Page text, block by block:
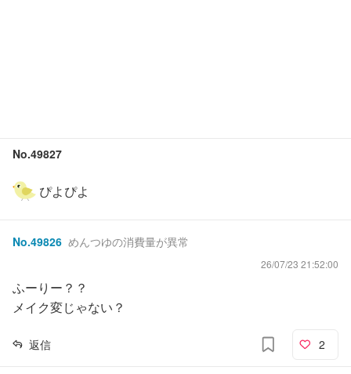
No.49827
ぴよぴよ
No.49826 めんつゆの消費量が異常
26/07/23 21:52:00
ふーりー？？
メイク変じゃない？
返信 2